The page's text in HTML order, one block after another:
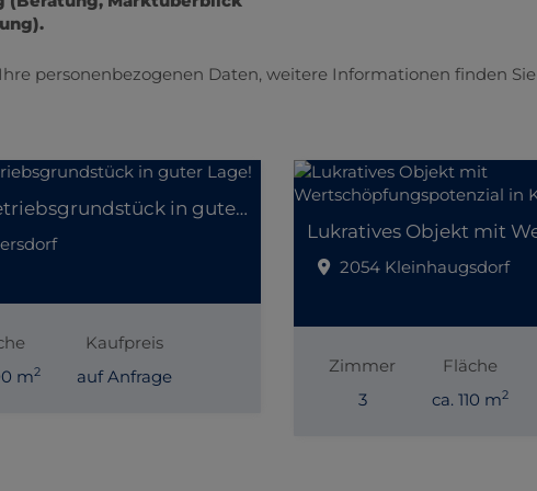
personenbezogenen Daten, weitere Informationen finden Sie
Lukratives Betriebsgrundstück in guter Lage!
m2
Kaufpreis
auf Anfrage
2054 Kleinhaugsdorf
Zimmer
3
Fläche
ca. 110 m2